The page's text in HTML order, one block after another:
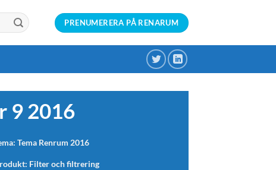
PRENUMERERA PÅ RENARUM
Tema Renrum 2016
Filter och filtrering
9 2016